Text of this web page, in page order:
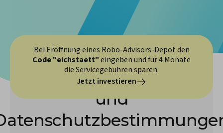
Bei Eröffnung eines Robo-Advisors-Depot den
Code "eichstaett"eingeben und für 4 Monate
die Servicegebühren sparen.
Jetzt investieren
Teilnahmebedingungen
und